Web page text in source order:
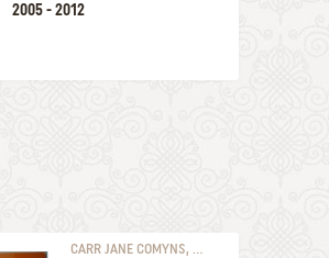
2005 - 2012
CARR JANE COMYNS, ...